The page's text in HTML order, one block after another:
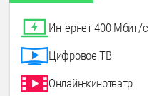
Интернет 400 Мбит/с
Цифровое ТВ
Онлайн-кинотеатр